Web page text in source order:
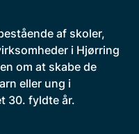
af skoler,
i Hjørring
om at skabe de
eller ung i
30. fyldte år.